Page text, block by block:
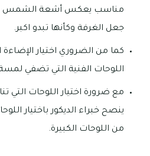
مناسب يعكس أشعة الشمس
جعل الغرفة وكأنها تبدو اكبر.
كما من الضروري اختيار
اللوحات الفنية التي تضفي
مع ضرورة اختيار اللوحات التي
ينصح خبراء الديكور باختيار
من اللوحات الكبيرة.